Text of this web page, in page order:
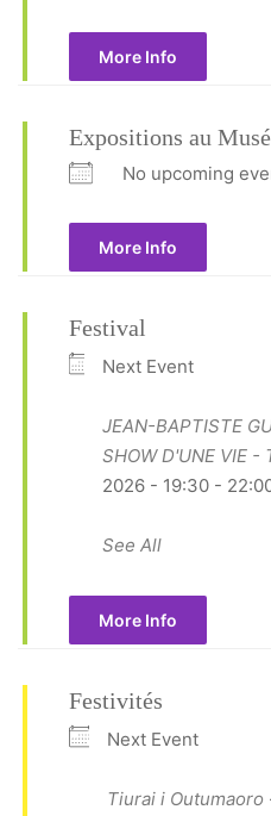
More Info
Expositions au
No upcoming
More Info
Festival
Next Event
JEAN-BAPTISTE
SHOW D'UNE VIE -
2026 - 19:30 -
See All
More Info
Festivités
Next Event
Tiurai i Outumaoro